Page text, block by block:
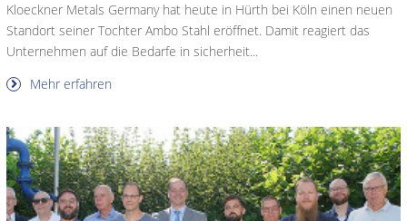
Kloeckner Metals Germany hat heute in Hürth bei Köln einen neuen
Standort seiner Tochter Ambo Stahl eröffnet. Damit reagiert das
Unternehmen auf die Bedarfe in sicherheit...
Mehr erfahren